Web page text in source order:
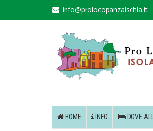
info@prolocopanzaischia.it
HOME INFO DOVE